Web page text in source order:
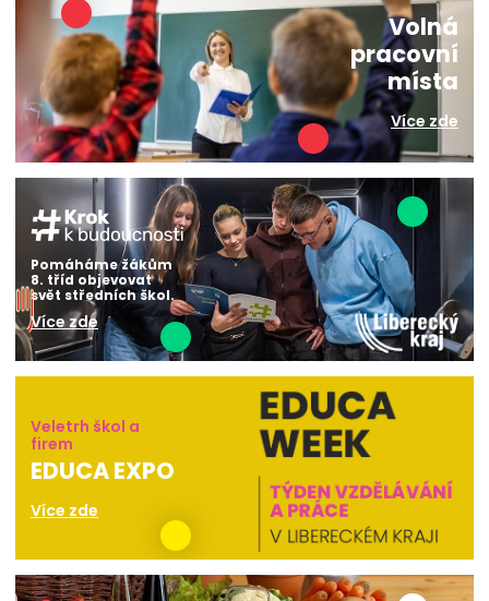
Volná
pracovní
místa
Více zde
Pomáháme žákům
8. tříd objevovat
svět středních škol.
Více zde
Veletrh škol a
firem
EDUCA EXPO
Více zde